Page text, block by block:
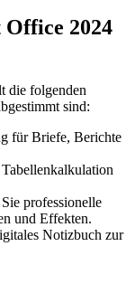
2024
die folgenden
sind:
für Briefe, Berichte
professionelle
und Effekten.
Notizbuch zur